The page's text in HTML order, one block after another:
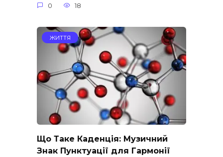
0 18
ЖИТТЯ
Що Таке Каденція: Музичний
Знак Пунктуації для Гармонії